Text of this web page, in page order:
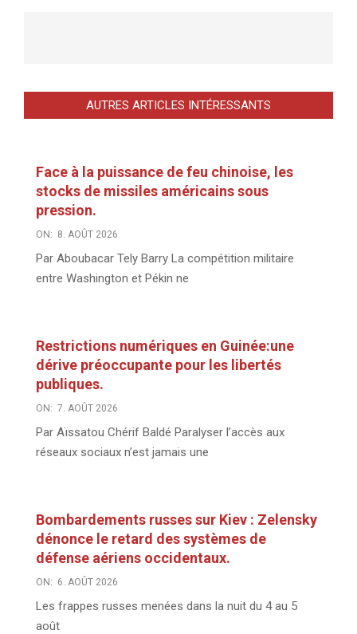
AUTRES ARTICLES INTÉRESSANTS
Face à la puissance de feu chinoise, les
stocks de missiles américains sous
pression.
ON: 8. AOÛT 2026
Par Aboubacar Tely Barry La compétition militaire
entre Washington et Pékin ne
Restrictions numériques en Guinée:une
dérive préoccupante pour les libertés
publiques.
ON: 7. AOÛT 2026
Par Aïssatou Chérif Baldé Paralyser l’accès aux
réseaux sociaux n’est jamais une
Bombardements russes sur Kiev : Zelensky
dénonce le retard des systèmes de
défense aériens occidentaux.
ON: 6. AOÛT 2026
Les frappes russes menées dans la nuit du 4 au 5
août